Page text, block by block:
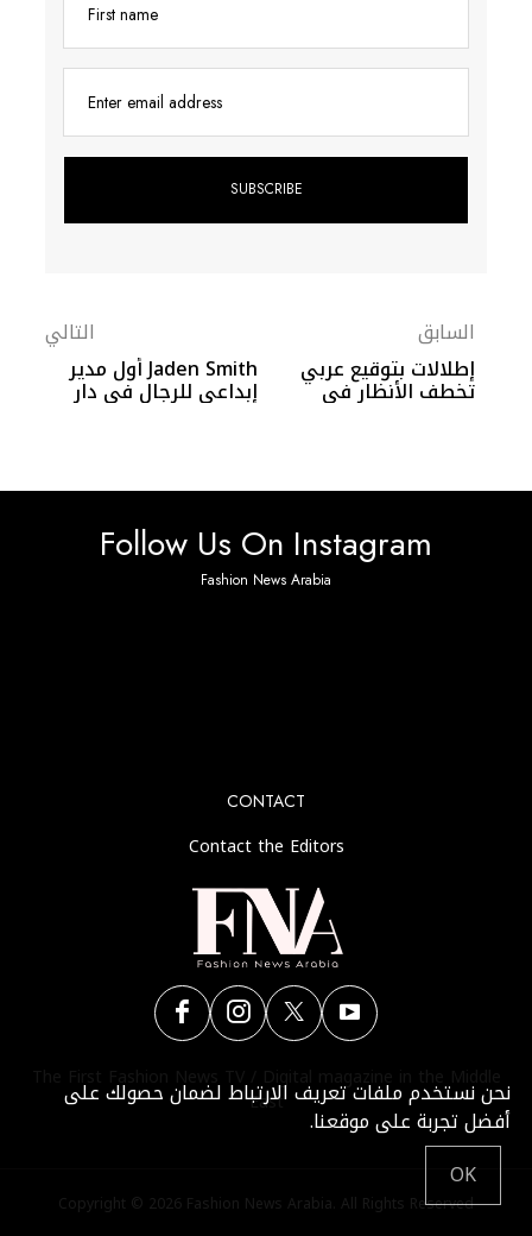
First name
Enter email address
السابق
إطلالات بتوقيع عربي
تخطف الأنظار في
Emmy Awards 2025
التالي
Jaden Smith أول مدير
إبداعي للرجال في دار
Christian Louboutin
Follow Us On Instagram
Fashion News Arabia
CONTACT
Contact the Editors
The First Fashion News TV / Digital magazine in the Middle
East
Copyright © 2026 Fashion News Arabia. All Rights Reserved
نحن نستخدم ملفات تعريف الارتباط لضمان حصولك على
أفضل تجربة على موقعنا.
OK